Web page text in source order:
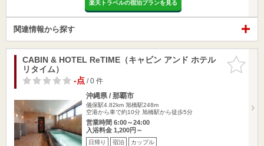
楽天トラベルの宿泊プランを見る
関連情報から探す
お気に入
りに追加
CABIN & HOTEL ReTIME（キャビン アンド ホテル
リタイム）
-点/ 0 件
沖縄県 / 那覇市
儀保駅4.82km 旭橋駅248m
空港から車で約10分 旭橋駅から徒歩5分
営業時間 6:00～24:00
入浴料金 1,200円～
日帰り 宿泊 カップル